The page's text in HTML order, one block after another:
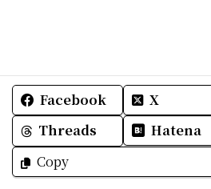
Facebook X
Threads
Hatena
Copy